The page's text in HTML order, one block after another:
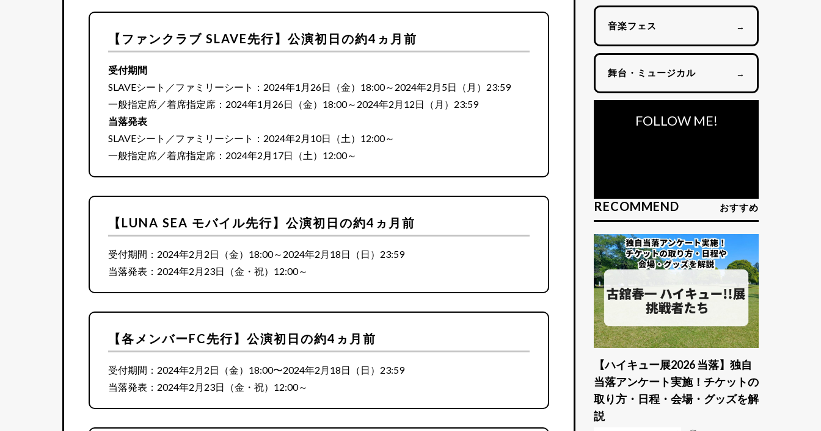
【ファンクラブ SLAVE先行】公演初日の約4ヵ月前
受付期間
SLAVEシート／ファミリーシート：2024年1月26日（金）18:00～2024年2月5日（月）23:59
一般指定席／着席指定席：2024年1月26日（金）18:00～2024年2月12日（月）23:59
当落発表
SLAVEシート／ファミリーシート：2024年2月10日（土）12:00～
一般指定席／着席指定席：2024年2月17日（土）12:00～
【LUNA SEA モバイル先行】公演初日の約4ヵ月前
受付期間：2024年2月2日（金）18:00～2024年2月18日（日）23:59
当落発表：2024年2月23日（金・祝）12:00～
【各メンバーFC先行】公演初日の約4ヵ月前
受付期間：2024年2月2日（金）18:00〜2024年2月18日（日）23:59
当落発表：2024年2月23日（金・祝）12:00～
音楽フェス →
舞台・ミュージカル →
FOLLOW ME!
RECOMMEND おすすめ
【ハイキュー展2026 当落】独自
当落アンケート実施！チケットの
取り方・日程・会場・グッズを解
説